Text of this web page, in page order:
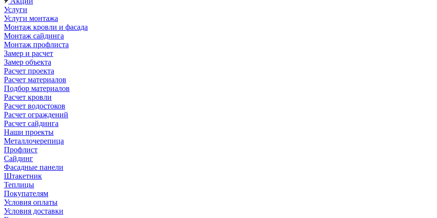
Услуги
Услуги монтажа
Монтаж кровли и фасада
Монтаж сайдинга
Монтаж профлиста
Замер и расчет
Замер объекта
Расчет проекта
Расчет материалов
Подбор материалов
Расчет кровли
Расчет водостоков
Расчет ограждений
Расчет сайдинга
Наши проекты
Металлочерепица
Профлист
Сайдинг
Фасадные панели
Штакетник
Теплицы
Покупателям
Условия оплаты
Условия доставки